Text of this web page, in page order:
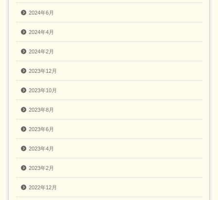
2024年6月
2024年4月
2024年2月
2023年12月
2023年10月
2023年8月
2023年6月
2023年4月
2023年2月
2022年12月